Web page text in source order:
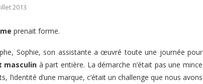
2013
prenait forme.
Sophie, son assistante a œuvré toute une journée pour
masculin à part entière. La démarche n’était pas une mince
l’identité d’une marque, c’était un challenge que nous avons